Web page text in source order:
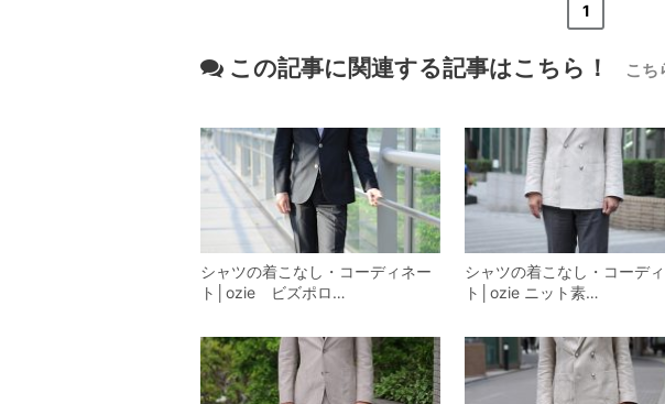
1
この記事に関連する記事はこちら！ こち
シャツの着こなし・コーディネー
ト│ozie ビズポロ…
シャツの着こなし・コーデ
ト│ozie ニット素…